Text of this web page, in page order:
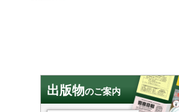
出版物のご案内